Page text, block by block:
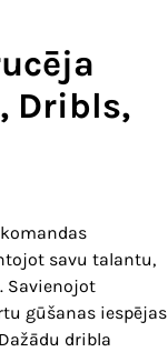
Dribls,
savu talantu,
Savienojot
gūšanas iespējas
dribla